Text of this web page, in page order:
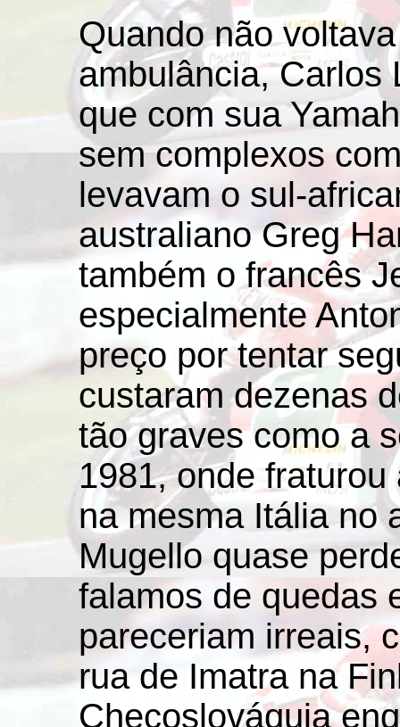
Quando não
ambulância, Carlos
que com sua
sem complexos
levavam o sul-
australiano Greg
também o francês
especialmente
preço por tentar
custaram dezenas
tão graves como a
1981, onde
na mesma Itália no
Mugello quase
falamos de quedas
pareceriam irreais,
rua de Imatra na
Checoslováquia